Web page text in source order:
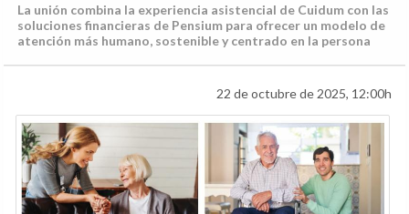
La unión combina la experiencia asistencial de Cuidum con las
soluciones financieras de Pensium para ofrecer un modelo de
atención más humano, sostenible y centrado en la persona
22 de octubre de 2025, 12:00h